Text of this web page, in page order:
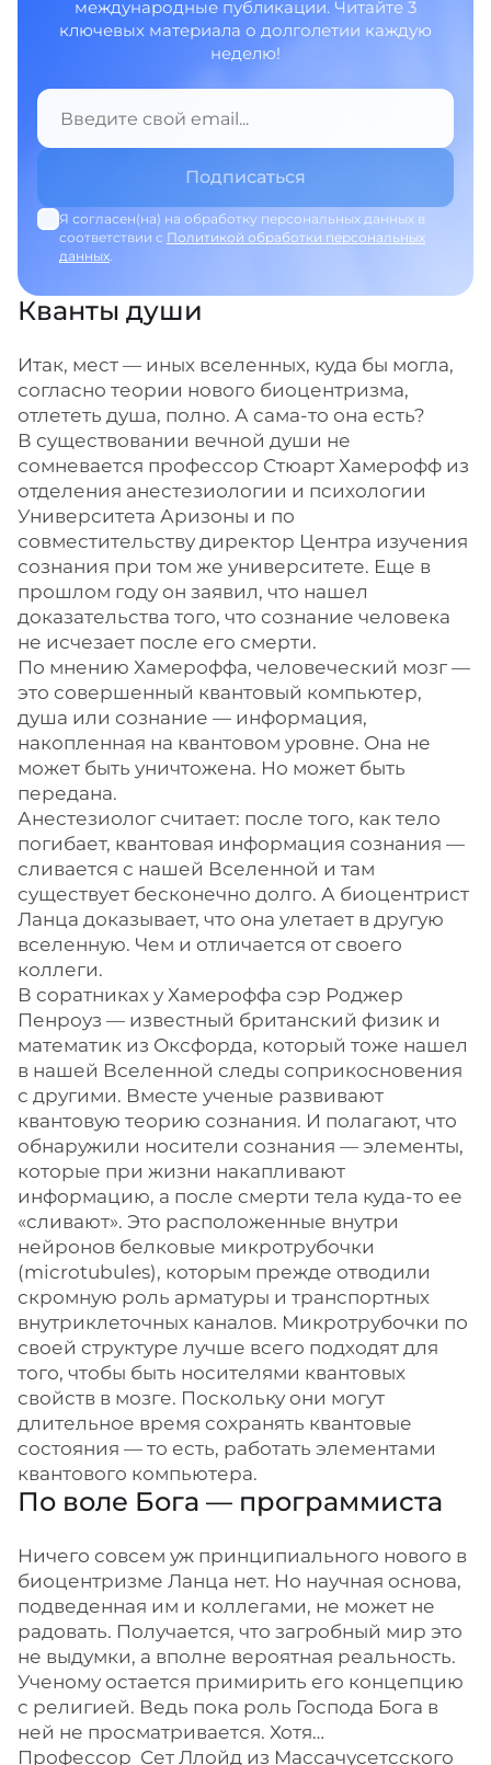
международные публикации. Читайте 3
ключевых материала о долголетии каждую
неделю!
Я согласен(на) на обработку персональных данных в
соответствии с Политикой обработки персональных
данных.
Кванты души
Итак, мест — иных вселенных, куда бы могла,
согласно теории нового биоцентризма,
отлететь душа, полно. А сама-то она есть?
В существовании вечной души не
сомневается профессор Стюарт Хамерофф из
отделения анестезиологии и психологии
Университета Аризоны и по
совместительству директор Центра изучения
сознания при том же университете. Еще в
прошлом году он заявил, что нашел
доказательства того, что сознание человека
не исчезает после его смерти.
По мнению Хамероффа, человеческий мозг —
это совершенный квантовый компьютер,
душа или сознание — информация,
накопленная на квантовом уровне. Она не
может быть уничтожена. Но может быть
передана.
Анестезиолог считает: после того, как тело
погибает, квантовая информация сознания —
сливается с нашей Вселенной и там
существует бесконечно долго. А биоцентрист
Ланца доказывает, что она улетает в другую
вселенную. Чем и отличается от своего
коллеги.
В соратниках у Хамероффа сэр Роджер
Пенроуз — известный британский физик и
математик из Оксфорда, который тоже нашел
в нашей Вселенной следы соприкосновения
с другими. Вместе ученые развивают
квантовую теорию сознания. И полагают, что
обнаружили носители сознания — элементы,
которые при жизни накапливают
информацию, а после смерти тела куда-то ее
«сливают». Это расположенные внутри
нейронов белковые микротрубочки
(microtubules), которым прежде отводили
скромную роль арматуры и транспортных
внутриклеточных каналов. Микротрубочки по
своей структуре лучше всего подходят для
того, чтобы быть носителями квантовых
свойств в мозге. Поскольку они могут
длительное время сохранять квантовые
состояния — то есть, работать элементами
квантового компьютера.
По воле Бога — программиста
Ничего совсем уж принципиального нового в
биоцентризме Ланца нет. Но научная основа,
подведенная им и коллегами, не может не
радовать. Получается, что загробный мир это
не выдумки, а вполне вероятная реальность.
Ученому остается примирить его концепцию
с религией. Ведь пока роль Господа Бога в
ней не просматривается. Хотя…
Профессор Сет Ллойд из Массачусетсского